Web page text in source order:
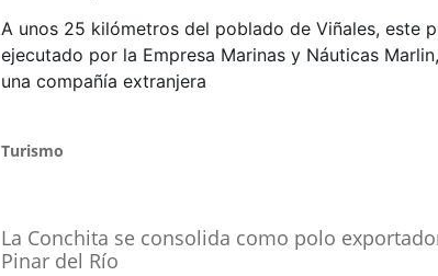
A unos 25 kilómetros del poblado de Viñales, este
ejecutado por la Empresa Marinas y Náuticas
una compañía extranjera
Turismo
La Conchita se consolida como polo
Pinar del Río